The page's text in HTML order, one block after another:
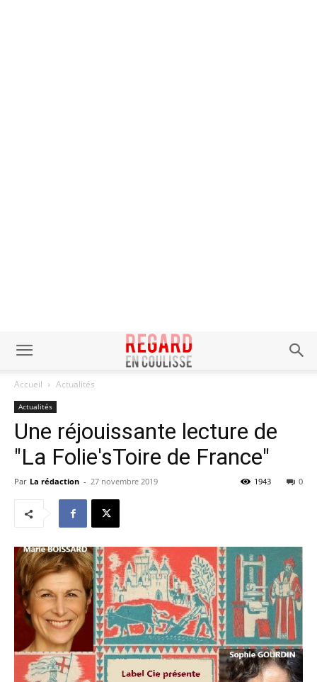
Accueil Actualités
Actualités
Une réjouissante lecture de
"La Folie'sToire de France"
Par La rédaction - 27 novembre 2019 0
1943